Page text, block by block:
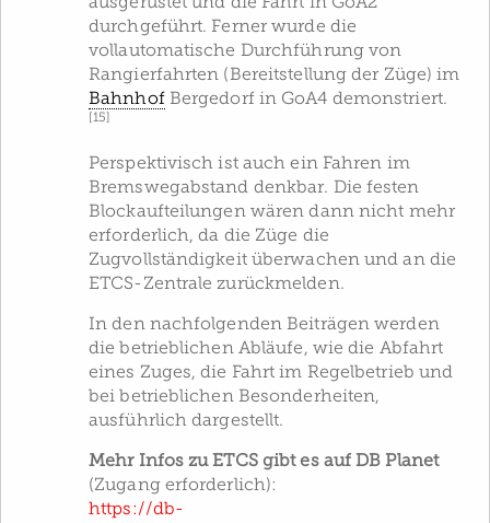
durchgeführt. Ferner wurde die
vollautomatische Durchführung von
Rangierfahrten (Bereitstellung der Züge) im
BahnhofBergedorf in GoA4 demonstriert.
[15]
Perspektivisch ist auch ein Fahren im
Bremswegabstand denkbar. Die festen
Blockaufteilungen wären dann nicht mehr
erforderlich, da die Züge die
Zugvollständigkeit überwachen und an die
ETCS-Zentrale zurückmelden.
In den nachfolgenden Beiträgen werden
die betrieblichen Abläufe, wie die Abfahrt
eines Zuges, die Fahrt im Regelbetrieb und
bei betrieblichen Besonderheiten,
ausführlich dargestellt.
Mehr Infos zu ETCS gibt es auf DB Planet
(Zugang erforderlich):
https://db-